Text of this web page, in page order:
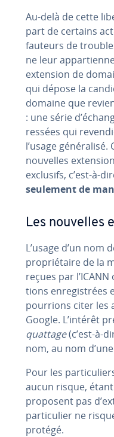
Au-delà de cette
part de certains
fauteurs de
ne leur
extension de
qui dépose la
domaine que
: une série
res­sées qui
l’usage
nouvelles
exclusifs, c’est-à-
seulement de
Les nouvelles
L’usage d’un
pro­prié­taire de la
reçues par
tions en­re­gis­trées
pourrions citer les
Google. L’intérêt
quat­tage(c’est-à-
nom, au nom
Pour les
aucun risque,
proposent pas
par­ti­cu­lier ne
protégé.